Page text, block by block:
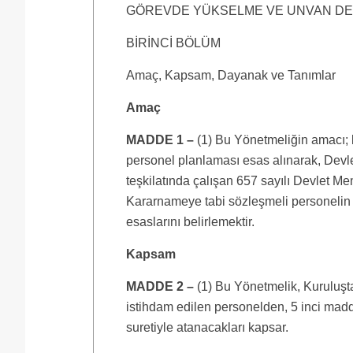
GÖREVDE YÜKSELME VE UNVAN
BİRİNCİ BÖLÜM
Amaç, Kapsam, Dayanak ve Tanımlar
Amaç
MADDE 1 – (1) Bu Yönetmeliğin
personel planlaması esas alınarak,
teşkilatında çalışan 657 sayılı Devlet
Kararnameye tabi sözleşmeli
esaslarını belirlemektir.
Kapsam
MADDE 2 – (1) Bu Yönetmelik,
istihdam edilen personelden, 5 inci
suretiyle atanacakları kapsar.